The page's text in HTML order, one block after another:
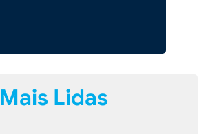
Mais Lidas